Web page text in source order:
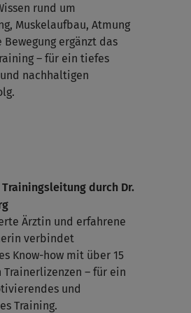
rund um
Muskelaufbau, Atmung
Bewegung ergänzt das
– für ein tiefes
nachhaltigen
durch Dr.
Ärztin und erfahrene
verbindet
Know-how mit über 15
Trainerlizenzen – für ein
und
Training.